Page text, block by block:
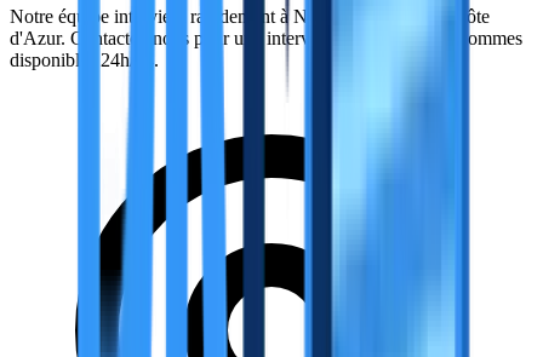
Notre équipe intervient rapidement à Nice et dans toute la Côte
d'Azur. Contactez-nous pour une intervention rapide, nous sommes
disponibles 24h/24.